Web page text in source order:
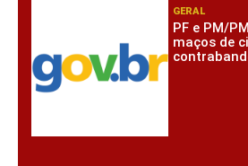
GERAL
PF e PM/
maços de